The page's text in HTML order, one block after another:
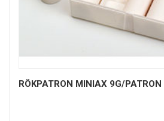
RÖKPATRON MINIAX 9G/